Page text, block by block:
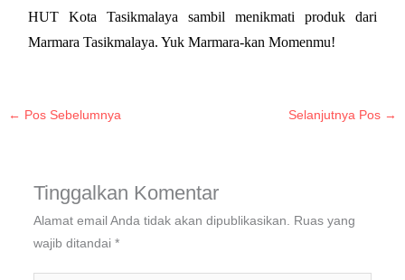
HUT Kota Tasikmalaya sambil menikmati produk dari
Marmara Tasikmalaya. Yuk Marmara-kan Momenmu!
← Pos Sebelumnya Selanjutnya Pos →
Tinggalkan Komentar
Alamat email Anda tidak akan dipublikasikan.
Ruas yang
wajib ditandai *